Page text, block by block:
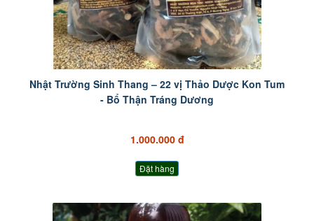
Nhật Trường Sinh Thang – 22 vị Thảo Dược Kon Tum
- Bổ Thận Tráng Dương
1.000.000 đ
Đặt hàng